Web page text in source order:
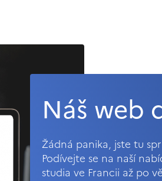
Náš web
Žádná panika, jste tu
Podívejte se na naší
studia ve Francii až po